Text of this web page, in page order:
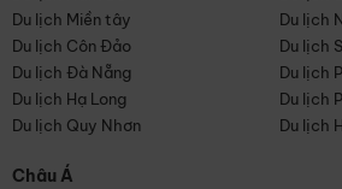
Du lịch Miền tây
Du lịch
Du lịch Côn Đảo
Du lịch
Du lịch Đà Nẵng
Du lịch
Du lịch Hạ Long
Du lịch
Du lịch Quy Nhơn
Du lịch
Châu Á